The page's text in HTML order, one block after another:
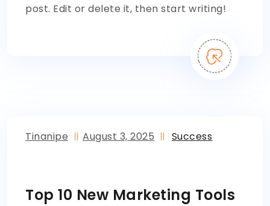
post. Edit or delete it, then start writing!
Tinanipe August 3, 2025 Success
Top 10 New Marketing Tools